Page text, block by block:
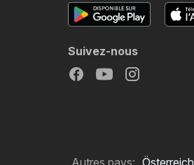
Suivez-nous
Autres pays: Österreich